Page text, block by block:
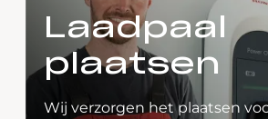
Laadpaal
plaatsen
Wij verzorgen het plaatsen